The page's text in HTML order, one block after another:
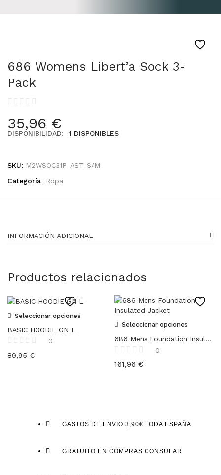
686 Womens Libert’a Sock 3-
Pack
35,96 €
DISPONIBILIDAD: 1 DISPONIBLES
SKU: M2WSOC31P-AST-S/M
Categoría
Ropa
INFORMACIÓN ADICIONAL
Productos relacionados
Seleccionar opciones
BASIC HOODIE GN L
0
89,95 €
Seleccionar opciones
686 Mens Foundation Insulated Jacket
0
161,96 €
GASTOS DE ENVIO 3,90€ TODA ESPAÑA
GRATUITO EN COMPRAS CONSULAR